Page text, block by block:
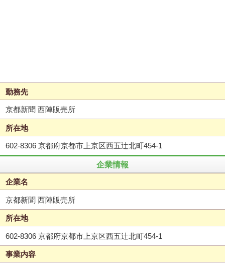
勤務先
京都新聞 西陣販売所
所在地
602-8306 京都府京都市上京区西五辻北町454-1
企業情報
企業名
京都新聞 西陣販売所
所在地
602-8306 京都府京都市上京区西五辻北町454-1
事業内容